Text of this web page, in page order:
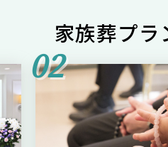
家族葬プラ